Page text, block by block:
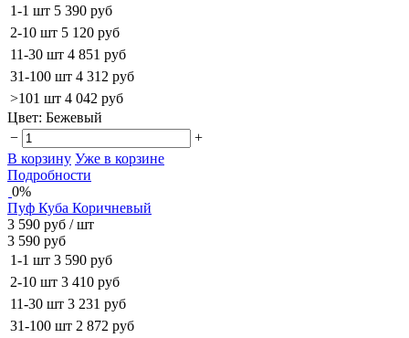
1-1 шт 5 390 руб
2-10 шт 5 120 руб
11-30 шт 4 851 руб
31-100 шт 4 312 руб
>101 шт 4 042 руб
Цвет: Бежевый
−
+
В корзину Уже в корзине
Подробности
0%
Пуф Куба Коричневый
3 590 руб / шт
3 590 руб
1-1 шт 3 590 руб
2-10 шт 3 410 руб
11-30 шт 3 231 руб
31-100 шт 2 872 руб